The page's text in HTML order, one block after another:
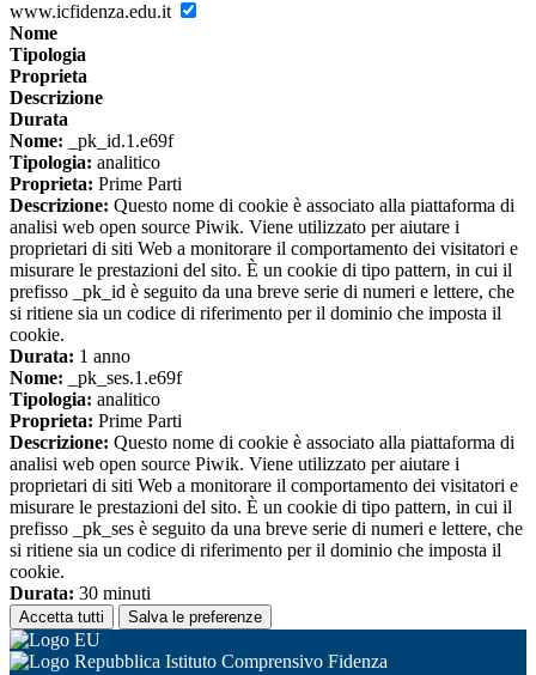
www.icfidenza.edu.it
Nome
Tipologia
Proprieta
Descrizione
Durata
Nome: _pk_id.1.e69f
Tipologia: analitico
Proprieta: Prime Parti
Descrizione: Questo nome di cookie è associato alla piattaforma di
analisi web open source Piwik. Viene utilizzato per aiutare i
proprietari di siti Web a monitorare il comportamento dei visitatori e
misurare le prestazioni del sito. È un cookie di tipo pattern, in cui il
prefisso _pk_id è seguito da una breve serie di numeri e lettere, che
si ritiene sia un codice di riferimento per il dominio che imposta il
cookie.
Durata: 1 anno
Nome: _pk_ses.1.e69f
Tipologia: analitico
Proprieta: Prime Parti
Descrizione: Questo nome di cookie è associato alla piattaforma di
analisi web open source Piwik. Viene utilizzato per aiutare i
proprietari di siti Web a monitorare il comportamento dei visitatori e
misurare le prestazioni del sito. È un cookie di tipo pattern, in cui il
prefisso _pk_ses è seguito da una breve serie di numeri e lettere, che
si ritiene sia un codice di riferimento per il dominio che imposta il
cookie.
Durata: 30 minuti
Accetta tutti Salva le preferenze
Istituto Comprensivo Fidenza